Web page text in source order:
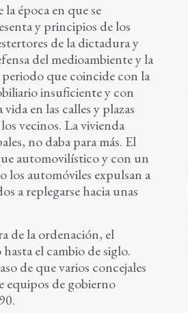
época en que se
y principios de los
de la dictadura y
del medioambiente y la
que coincide con la
insuficiente y con
en las calles y plazas
vecinos. La vivienda
no daba para más. El
automovilístico y con un
automóviles expulsan a
a replegarse hacia unas
de la ordenación, el
el cambio de siglo.
de que varios concejales
equipos de gobierno